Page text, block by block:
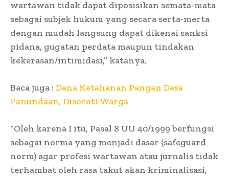
wartawan tidak dapat diposisikan semata-mata
sebagai subjek hukum yang secara serta-merta
dengan mudah langsung dapat dikenai sanksi
pidana, gugatan perdata maupun tindakan
kekerasan/intimidasi,” katanya.
Baca juga : Dana Ketahanan Pangan Desa
Panundaan, Disoroti Warga
“Oleh karena I itu, Pasal 8 UU 40/1999 berfungsi
sebagai norma yang menjadi dasar (safeguard
norm) agar profesi wartawan atau jurnalis tidak
terhambat oleh rasa takut akan kriminalisasi,